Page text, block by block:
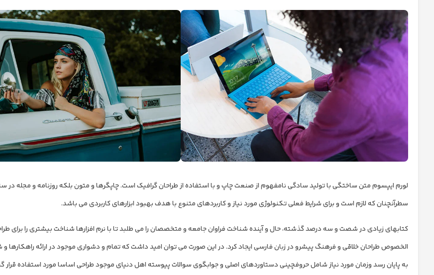
لورم ایپسوم متن ساختگی با تولید سادگی نامفهوم از صنعت چاپ و با استفاده از طراحان گرافیک است. چاپگرها و متون بلکه روزنامه و مجله در
سطرآنچنان که لازم است و برای شرایط فعلی تکنولوژی مورد نیاز و کاربردهای متنوع با هدف بهبود ابزارهای کاربردی می باشد.
کتابهای زیادی در شصت و سه درصد گذشته، حال و آینده شناخت فراوان جامعه و متخصصان را می طلبد تا با نرم افزارها شناخت بیشتری را برای
الخصوص طراحان خلاقی و فرهنگ پیشرو در زبان فارسی ایجاد کرد. در این صورت می توان امید داشت که تمام و دشواری موجود در ارائه راهکارها
به پایان رسد وزمان مورد نیاز شامل حروفچینی دستاوردهای اصلی و جوابگوی سوالات پیوسته اهل دنیای موجود طراحی اساسا مورد استفاده قرار